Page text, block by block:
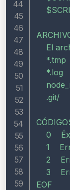
El
    *.tmp
    *.log
    .git/
0
1
2
3
EOF